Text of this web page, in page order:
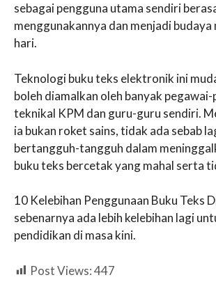
sebagai pengguna utama sendiri
menggunakannya dan menjadi budaya
hari.
Teknologi buku teks elektronik ini
boleh diamalkan oleh banyak
teknikal KPM dan guru-guru sendiri.
ia bukan roket sains, tidak ada sebab
bertangguh-tangguh dalam
buku teks bercetak yang mahal serta
10 Kelebihan Penggunaan Buku Teks
sebenarnya ada lebih kelebihan lagi
pendidikan di masa kini.
Post Views:447